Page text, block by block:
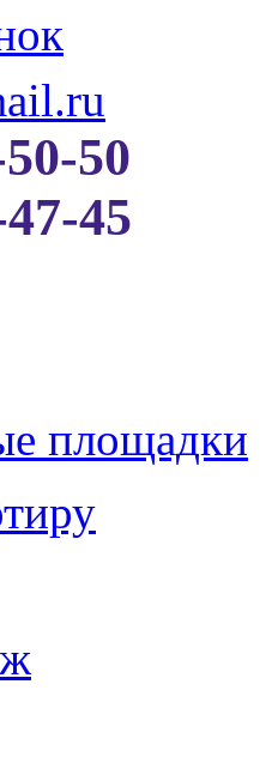
50
45
площадки